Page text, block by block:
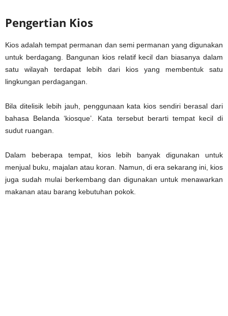
Pengertian Kios
Kios adalah tempat permanan dan semi permanan yang digunakan
untuk berdagang. Bangunan kios relatif kecil dan biasanya dalam
satu wilayah terdapat lebih dari kios yang membentuk satu
lingkungan perdagangan.
Bila ditelisik lebih jauh, penggunaan kata kios sendiri berasal dari
bahasa Belanda ‘kiosque’. Kata tersebut berarti tempat kecil di
sudut ruangan.
Dalam beberapa tempat, kios lebih banyak digunakan untuk
menjual buku, majalan atau koran. Namun, di era sekarang ini, kios
juga sudah mulai berkembang dan digunakan untuk menawarkan
makanan atau barang kebutuhan pokok.